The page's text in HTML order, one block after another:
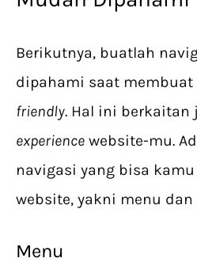
Berikutnya, buatlah
dipahami saat membuat
friendly. Hal ini berkaitan
experience website-mu.
navigasi yang bisa
website, yakni menu dan
Menu